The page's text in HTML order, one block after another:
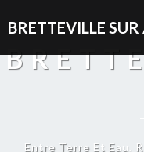
BRETTEVILLE SUR
Entre Terre Et Eau,